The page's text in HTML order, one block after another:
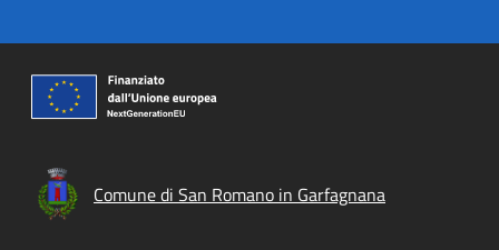
Comune di San Romano in Garfagnana